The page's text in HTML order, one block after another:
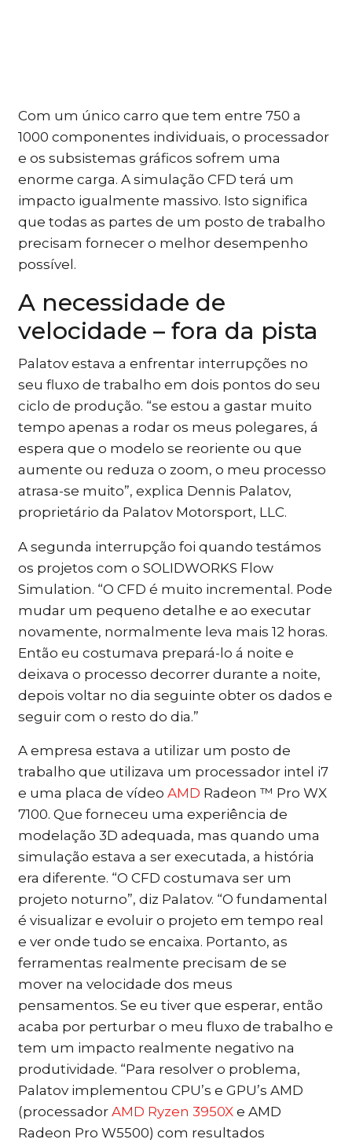
Com um único carro que tem entre 750 a
1000 componentes individuais, o processador
e os subsistemas gráficos sofrem uma
enorme carga. A simulação CFD terá um
impacto igualmente massivo. Isto significa
que todas as partes de um posto de trabalho
precisam fornecer o melhor desempenho
possível.
A necessidade de
velocidade – fora da pista
Palatov estava a enfrentar interrupções no
seu fluxo de trabalho em dois pontos do seu
ciclo de produção. “se estou a gastar muito
tempo apenas a rodar os meus polegares, á
espera que o modelo se reoriente ou que
aumente ou reduza o zoom, o meu processo
atrasa-se muito”, explica Dennis Palatov,
proprietário da Palatov Motorsport, LLC.
A segunda interrupção foi quando testámos
os projetos com o SOLIDWORKS Flow
Simulation. “O CFD é muito incremental. Pode
mudar um pequeno detalhe e ao executar
novamente, normalmente leva mais 12 horas.
Então eu costumava prepará-lo á noite e
deixava o processo decorrer durante a noite,
depois voltar no dia seguinte obter os dados e
seguir com o resto do dia.”
A empresa estava a utilizar um posto de
trabalho que utilizava um processador intel i7
e uma placa de vídeoAMD Radeon ™ Pro WX
7100. Que forneceu uma experiência de
modelação 3D adequada, mas quando uma
simulação estava a ser executada, a história
era diferente. “O CFD costumava ser um
projeto noturno”, diz Palatov. “O fundamental
é visualizar e evoluir o projeto em tempo real
e ver onde tudo se encaixa. Portanto, as
ferramentas realmente precisam de se
mover na velocidade dos meus
pensamentos. Se eu tiver que esperar, então
acaba por perturbar o meu fluxo de trabalho e
tem um impacto realmente negativo na
produtividade. “Para resolver o problema,
Palatov implementou CPU’s e GPU’s AMD
(processadorAMD Ryzen 3950X e AMD
Radeon Pro W5500) com resultados